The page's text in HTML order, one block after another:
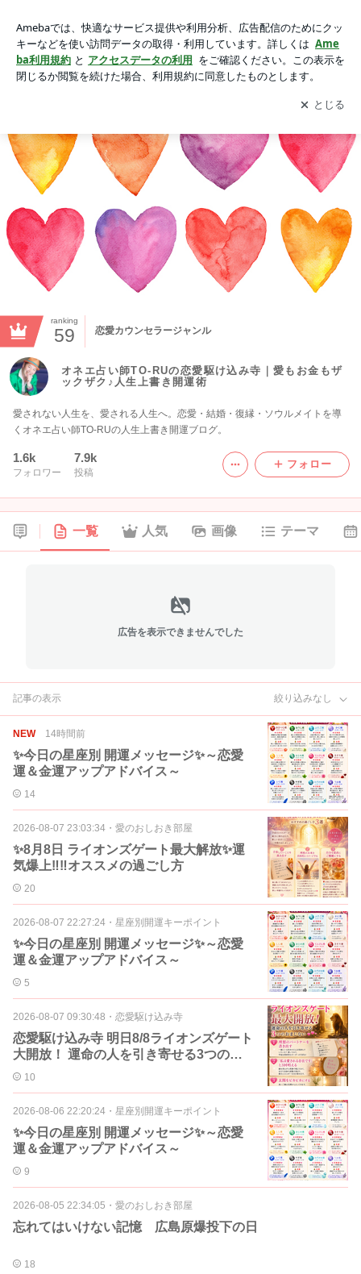
ク♪人生上書き開運術
アプリをダウンロードして ブログの更新通知
を受け取りまし
ょう。
開く
ranking
59 恋愛カウンセラージャンル
オネエ占い師TO-RUの恋愛駆け込み寺｜愛もお金もザ
ックザク♪人生上書き開運術
愛されない人生を、愛される人生へ。恋愛・結婚・復縁・ソウルメイトを導
くオネエ占い師TO-RUの人生上書き開運ブログ。
1.6k
フォロワー
7.9k
投稿
フォロー
一覧 人気 画像 テーマ
広告を表示できませんでした
記事の表示 絞り込みなし
NEW 14時間前
✨今日の星座別 開運メッセージ✨～恋愛
運＆金運アップアドバイス～
14
2026-08-07 23:03:34 ・ 愛のおしおき部屋
✨8月8日 ライオンズゲート最大解放✨運
気爆上‼️‼️オススメの過ごし方
20
2026-08-07 22:27:24 ・ 星座別開運キーポイント
✨今日の星座別 開運メッセージ✨～恋愛
運＆金運アップアドバイス～
5
2026-08-07 09:30:48 ・ 恋愛駆け込み寺
恋愛駆け込み寺 明日8/8ライオンズゲート
大開放！ 運命の人を引き寄せる3つのお
まじない
10
2026-08-06 22:20:24 ・ 星座別開運キーポイント
✨今日の星座別 開運メッセージ✨～恋愛
運＆金運アップアドバイス～
9
2026-08-05 22:34:05 ・ 愛のおしおき部屋
忘れてはいけない記憶 広島原爆投下の日
18